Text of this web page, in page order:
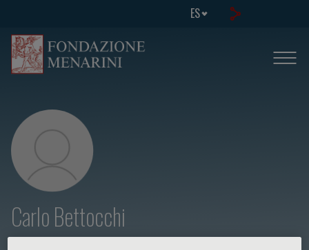
ES
Carlo Bettocchi